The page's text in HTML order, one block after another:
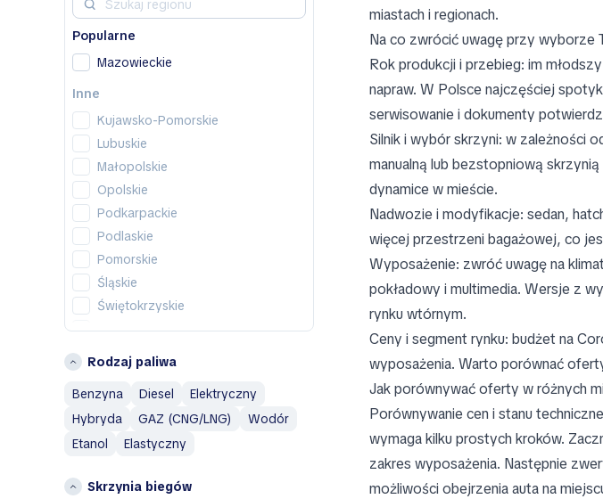
Alfa Romeo
Alpina
Alpine
Apal
Arcfox
Ariel
Aro
Asia
Aston Martin
Auburn
Aurus
Austin
Autobianchi
BAIC
Baltijas Dzips
Popularne
Mazowieckie
Inne
Kujawsko-Pomorskie
Lubuskie
Małopolskie
Opolskie
Podkarpackie
Podlaskie
Pomorskie
Śląskie
Świętokrzyskie
Wielkopolskie
Województwo lubelskie
Województwo warmińsko-
mazurskie
zachodniopomorskie
Rodzaj paliwa
Benzyna
Diesel
Elektryczny
Hybryda
GAZ (CNG/LNG)
Wodór
Etanol
Elastyczny
Skrzynia biegów
miastach i regionach.
Na co zwrócić uwagę przy
Rok produkcji i przebieg: im
napraw. W Polsce najczęściej
serwisowanie i dokumenty
Silnik i wybór skrzyni: w zależności
manualną lub bezstopniową
dynamice w mieście.
Nadwozie i modyfikacje: sedan,
więcej przestrzeni bagażowej, co
Wyposażenie: zwróć uwagę na
pokładowy i multimedia. Wersje z
rynku wtórnym.
Ceny i segment rynku: budżet na
wyposażenia. Warto porównać
Jak porównywać oferty w różnych
Porównywanie cen i stanu
wymaga kilku prostych kroków.
zakres wyposażenia. Następnie
możliwości obejrzenia auta na